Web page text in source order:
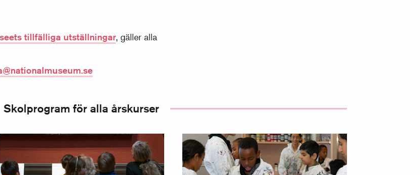
tillfälliga utställningar, gäller alla
Skolprogram för alla årskurser
åk F–3 Skolprogram, åk 4–6